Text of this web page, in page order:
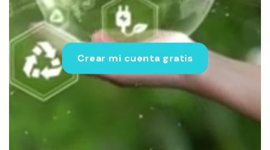
Crear mi cuenta gratis